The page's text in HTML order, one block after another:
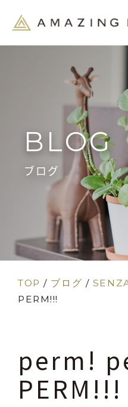
BLOG
ブログ
TOP / ブログ /
PERM!!!
perm!
PERM!!!